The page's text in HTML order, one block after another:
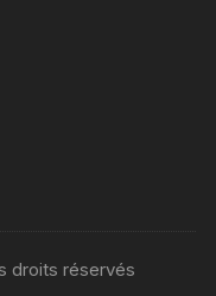
droits réservés